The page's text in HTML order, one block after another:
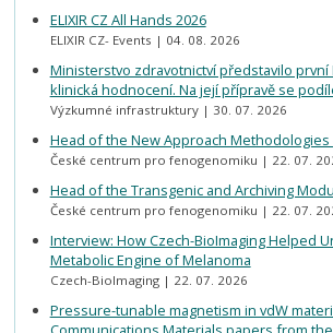
ELIXIR CZ All Hands 2026
ELIXIR CZ- Events 04. 08. 2026
Ministerstvo zdravotnictví představilo
klinická hodnocení. Na její přípravě se
Výzkumné infrastruktury 30. 07. 2026
Head of the New Approach Methodologies
České centrum pro fenogenomiku 22. 07.
Head of the Transgenic and Archiving
České centrum pro fenogenomiku 22. 07.
Interview: How Czech-BioImaging Helped
Metabolic Engine of Melanoma
Czech-BioImaging 22. 07. 2026
Pressure-tunable magnetism in vdW